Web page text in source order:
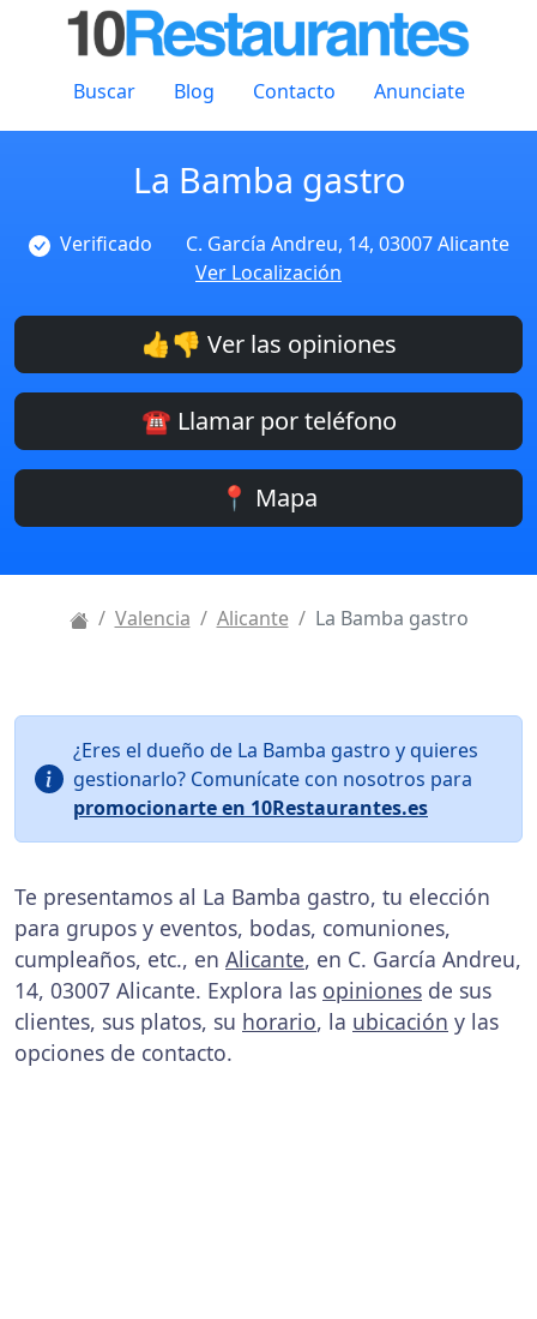
Buscar Blog Contacto Anunciate
La Bamba gastro
Verificado
C. García Andreu, 14, 03007 Alicante
Ver Localización
👍👎 Ver las opiniones
☎️ Llamar por teléfono
📍 Mapa
Valencia Alicante La Bamba gastro
¿Eres el dueño de La Bamba gastro y quieres
gestionarlo? Comunícate con nosotros para
promocionarte en 10Restaurantes.es
Te presentamos al La Bamba gastro, tu elección
para grupos y eventos, bodas, comuniones,
cumpleaños, etc., en Alicante, en C. García Andreu,
14, 03007 Alicante. Explora las opiniones de sus
clientes, sus platos, su horario, la ubicación y las
opciones de contacto.